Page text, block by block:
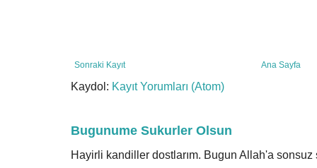
Sonraki Kayıt Ana Sayfa
Kaydol: Kayıt Yorumları (Atom)
Bugunume Sukurler Olsun
Hayirli kandiller dostlarım. Bugun Allah'a